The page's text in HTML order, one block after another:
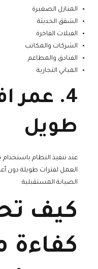
المنازل الصغيرة
الشقق الحديثة
الفيلات الفاخرة
الشركات والمكاتب
الفنادق والمطاعم
المباني التجارية
4. عمر
طويل
عند تنفيذ النظام
العمل لفترات طويلة دون
الصيانة المستقبلية.
كيف
كفاءة